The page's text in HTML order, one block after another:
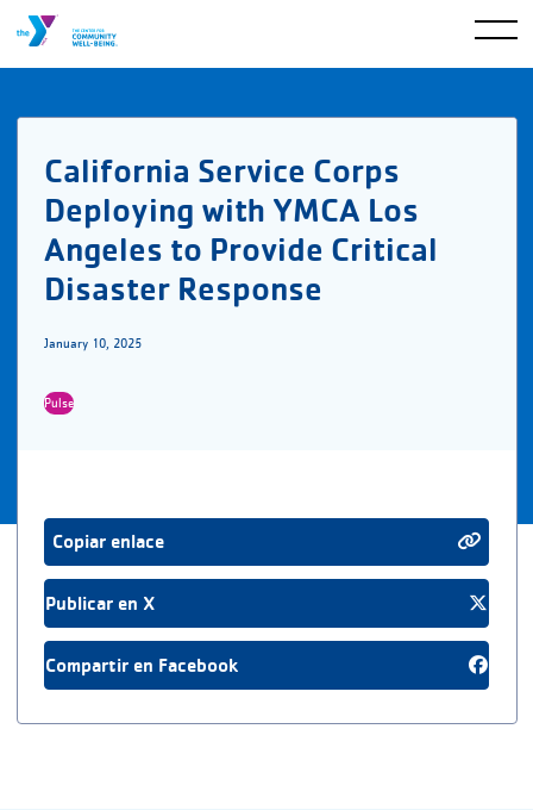
California Service Corps
Deploying with YMCA Los
Angeles to Provide Critical
Disaster Response
January 10, 2025
Pulse
Copiar enlace
Publicar en X
Compartir en Facebook